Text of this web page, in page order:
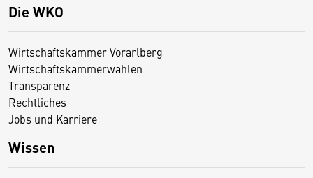
Die WKO
Wirtschaftskammer Vorarlberg
Wirtschaftskammerwahlen
Transparenz
Rechtliches
Jobs und Karriere
Wissen